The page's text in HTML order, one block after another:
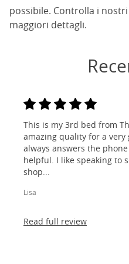
possibile. Controlla i
maggiori dettagli.
This is my 3rd bed from
amazing quality for a very
always answers the
helpful. I like speaking to
shop...
Lisa
Read full review